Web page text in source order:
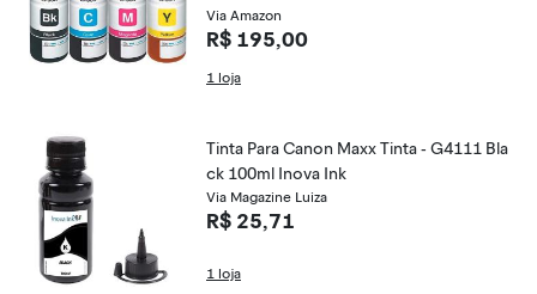
Via Amazon
R$ 195,00
1 loja
Tinta Para Canon Maxx Tinta - G4111 Bla
ck 100ml Inova Ink
Via Magazine Luiza
R$ 25,71
1 loja